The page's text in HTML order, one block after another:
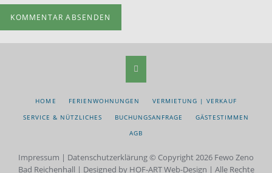
KOMMENTAR ABSENDEN
NAVIGATION
HOME FERIENWOHNUNGEN
VERMIETUNG | VERKAUF
SERVICE & NÜTZLICHES
BUCHUNGSANFRAGE
GÄSTESTIMMEN
AGB
Impressum | Datenschutzerklärung© Copyright 2026 Fewo Zeno
Bad Reichenhall | Designed by HOF-ART Web-Design | Alle Rechte